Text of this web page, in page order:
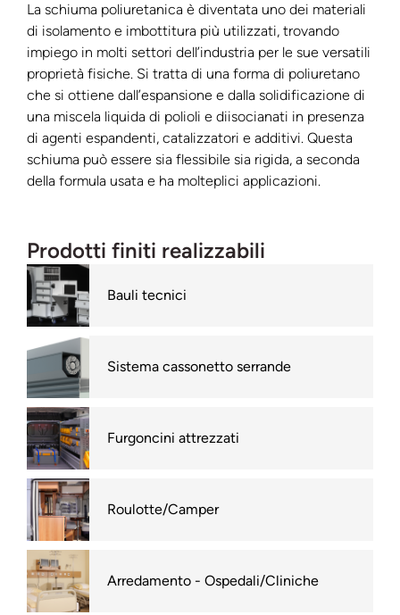
La schiuma poliuretanica è diventata uno dei materiali
di isolamento e imbottitura più utilizzati, trovando
impiego in molti settori dell’industria per le sue versatili
proprietà fisiche. Si tratta di una forma di poliuretano
che si ottiene dall’espansione e dalla solidificazione di
una miscela liquida di polioli e diisocianati in presenza
di agenti espandenti, catalizzatori e additivi. Questa
schiuma può essere sia flessibile sia rigida, a seconda
della formula usata e ha molteplici applicazioni.
Prodotti finiti realizzabili
Bauli tecnici
Sistema cassonetto serrande
Furgoncini attrezzati
Roulotte/Camper
Arredamento - Ospedali/Cliniche